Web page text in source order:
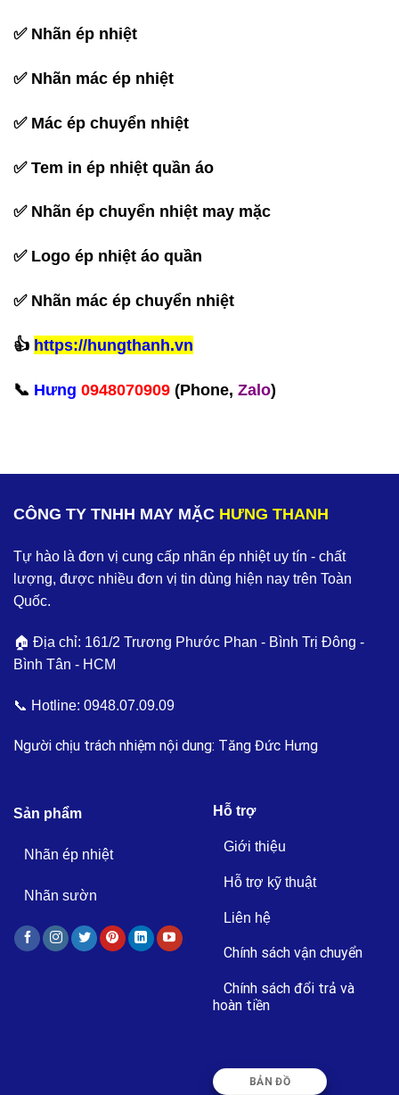
✅ Nhãn ép nhiệt
✅ Nhãn mác ép nhiệt
✅ Mác ép chuyển nhiệt
✅ Tem in ép nhiệt quần áo
✅ Nhãn ép chuyển nhiệt may mặc
✅ Logo ép nhiệt áo quần
✅ Nhãn mác ép chuyển nhiệt
‪👍 https://hungthanh.vn
📞 Hưng 0948070909 (Phone, Zalo)‬
CÔNG TY TNHH MAY MẶC HƯNG THANH
Tự hào là đơn vị cung cấp nhãn ép nhiệt uy tín - chất
lượng, được nhiều đơn vị tin dùng hiện nay trên Toàn
Quốc.
🏠 Địa chỉ: 161/2 Trương Phước Phan - Bình Trị Đông -
Bình Tân - HCM
📞 Hotline: 0948.07.09.09
Người chịu trách nhiệm nội dung: Tăng Đức Hưng
Sản phẩm
Nhãn ép nhiệt
Nhãn sườn
Hỗ trợ
Giới thiệu
Hỗ trợ kỹ thuật
Liên hệ
Chính sách vận chuyển
Chính sách đổi trả và
hoàn tiền
BẢN ĐỒ